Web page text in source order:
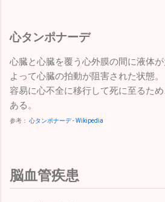
心タンポナーデ
心臓と心臓を覆う心外膜の間に液体
よって心臓の拍動が阻害された状態。
容易に心不全に移行して死に至るた
ある。
参考： 心タンポナーデ - Wikipedia
脳血管疾患